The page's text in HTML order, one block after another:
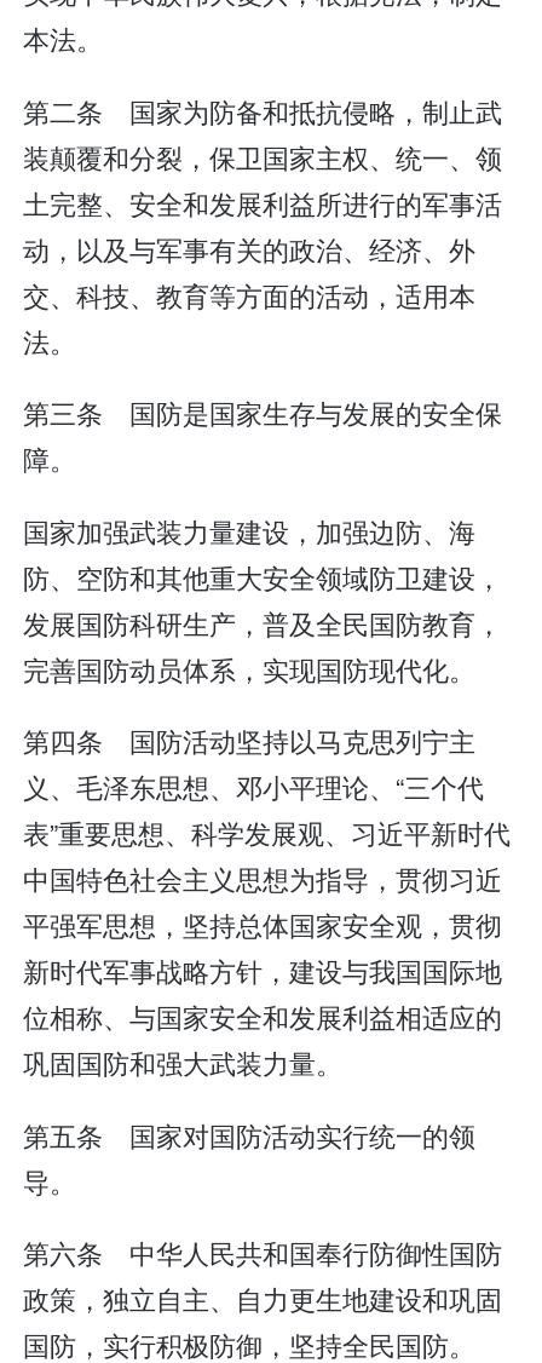
本法。
第二条 国家为防备和抵抗侵略，制止武
装颠覆和分裂，保卫国家主权、统一、领
土完整、安全和发展利益所进行的军事活
动，以及与军事有关的政治、经济、外
交、科技、教育等方面的活动，适用本
法。
第三条 国防是国家生存与发展的安全保
障。
国家加强武装力量建设，加强边防、海
防、空防和其他重大安全领域防卫建设，
发展国防科研生产，普及全民国防教育，
完善国防动员体系，实现国防现代化。
第四条 国防活动坚持以马克思列宁主
义、毛泽东思想、邓小平理论、“三个代
表”重要思想、科学发展观、习近平新时代
中国特色社会主义思想为指导，贯彻习近
平强军思想，坚持总体国家安全观，贯彻
新时代军事战略方针，建设与我国国际地
位相称、与国家安全和发展利益相适应的
巩固国防和强大武装力量。
第五条 国家对国防活动实行统一的领
导。
第六条 中华人民共和国奉行防御性国防
政策，独立自主、自力更生地建设和巩固
国防，实行积极防御，坚持全民国防。